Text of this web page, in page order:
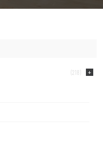
(218)